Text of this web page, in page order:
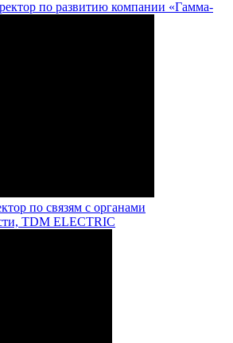
по развитию компании «Гамма-
по связям с органами
TDM ELECTRIC